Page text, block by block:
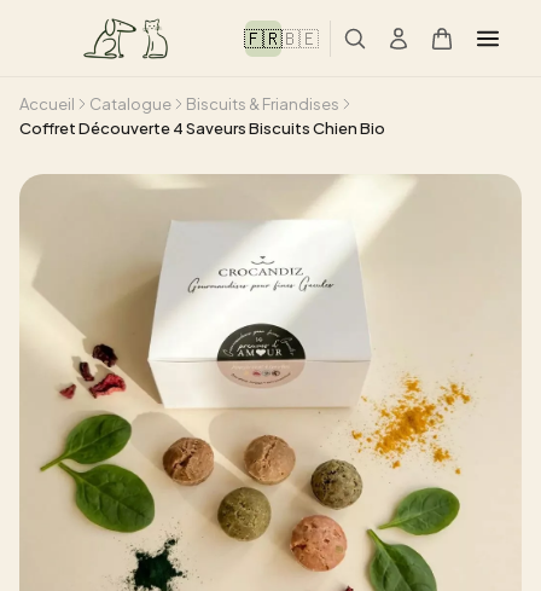
🇫🇷🇧🇪
Accueil Catalogue
Biscuits & Friandises
Coffret Découverte 4 Saveurs Biscuits Chien Bio